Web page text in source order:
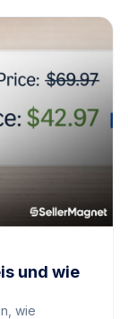
und wie
wie